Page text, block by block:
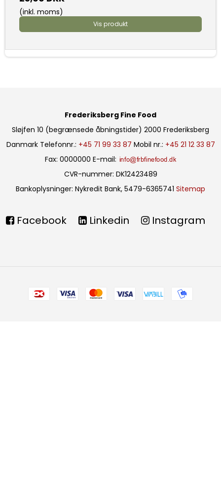
(inkl. moms)
Vis produkt
Frederiksberg Fine Food
Sløjfen 10 (begrænsede åbningstider) 2000 Frederiksberg
Danmark Telefonnr.: +45 71 99 33 87 Mobil nr.: +45 21 12 33 87
Fax: 0000000 E-mail:
CVR-nummer: DK12423489
Bankoplysninger: Nykredit Bank, 5479-6365741 Sitemap
Facebook Linkedin Instagram